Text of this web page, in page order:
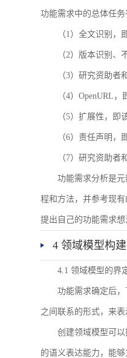
功能需求中的总体任
（1）全文识别
（2）版本识别、
（3）研究资助者
（4）OpenURL
（5）扩展性，
（6）责任声明，
（7）研究资助
功能需求分析是
程和方法，并参考现
提出自己的功能需求
4 领域模型构建
4.1 领域模型的界
功能需求确定后
之间联系的形式，来
创建领域模型可
的语义表达能力，能